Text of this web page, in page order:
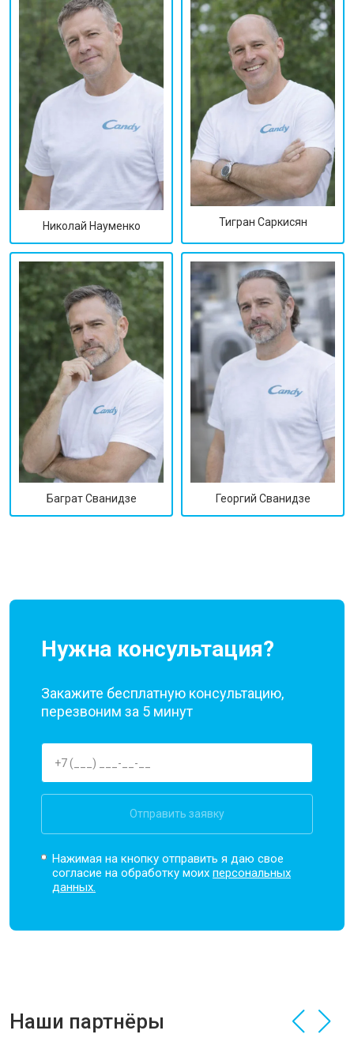
Николай Науменко Тигран Саркисян
Баграт Сванидзе Георгий Сванидзе
Нужна консультация?
Закажите бесплатную консультацию,
перезвоним за 5 минут
Отправить заявку
Нажимая на кнопку отправить я даю свое
согласие на обработку моихперсональных
данных.
Наши партнёры